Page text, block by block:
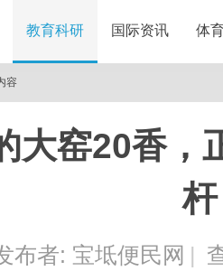
教育科研 国际资讯 体
容
大窑20香，
杆
布者: 宝坻便民网 |